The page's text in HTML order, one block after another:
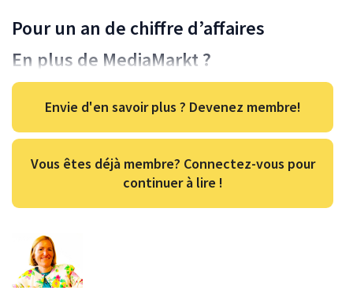
Pour un an de chiffre d’affaires
En plus de MediaMarkt ?
Envie d'en savoir plus ? Devenez membre!
Vous êtes déjà membre? Connectez-vous pour
continuer à lire !